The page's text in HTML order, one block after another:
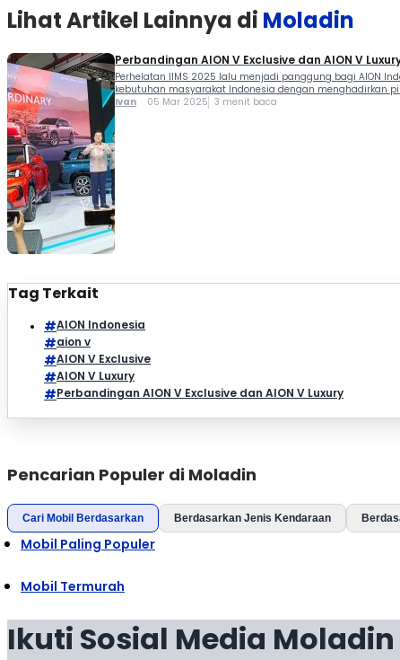
Lihat Artikel Lainnya di Moladin
Perbandingan AION V Exclusive dan AION V
Perhelatan IIMS 2025 lalu menjadi panggung bagi AION
kebutuhan masyarakat Indonesia dengan menghadirkan
Ivan 05 Mar 2025 3 menit baca
Tag Terkait
AION Indonesia
aion v
AION V Exclusive
AION V Luxury
Perbandingan AION V Exclusive dan AION V Luxury
Pencarian Populer di Moladin
Cari Mobil Berdasarkan Berdasarkan Jenis Kendaraan
Mobil Paling Populer
Mobil Termurah
Ikuti Sosial Media Moladin